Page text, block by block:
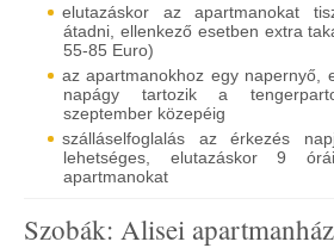
elutazáskor az apartmanokat
átadni, ellenkező esetben extra
55-85 Euro)
az apartmanokhoz egy napernyő,
napágy tartozik a
szeptember közepéig
szálláselfoglalás az érkezés
lehetséges, elutazáskor 9
apartmanokat
Szobák: Alisei apartmanház